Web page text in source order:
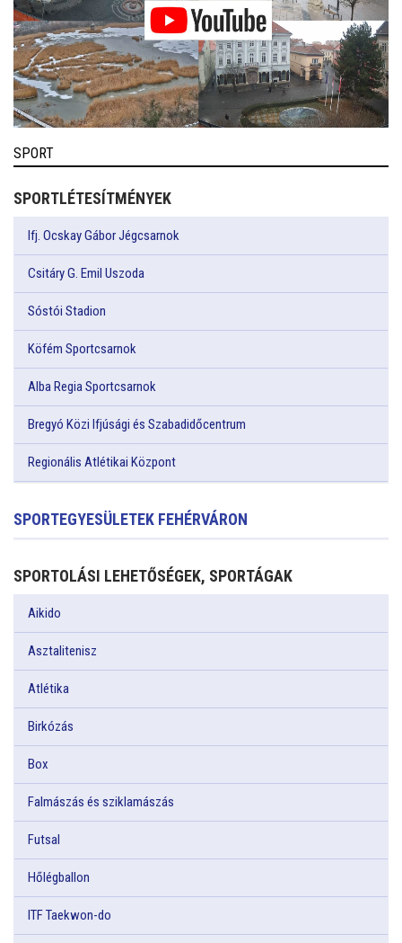
SPORT
SPORTLÉTESÍTMÉNYEK
Ifj. Ocskay Gábor Jégcsarnok
Csitáry G. Emil Uszoda
Sóstói Stadion
Köfém Sportcsarnok
Alba Regia Sportcsarnok
Bregyó Közi Ifjúsági és Szabadidőcentrum
Regionális Atlétikai Központ
SPORTEGYESÜLETEK FEHÉRVÁRON
SPORTOLÁSI LEHETŐSÉGEK, SPORTÁGAK
Aikido
Asztalitenisz
Atlétika
Birkózás
Box
Falmászás és sziklamászás
Futsal
Hőlégballon
ITF Taekwon-do